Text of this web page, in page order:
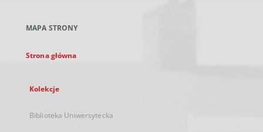
karcie
MAPA STRONY
Strona główna
Kolekcje
Biblioteka Uniwersytecka